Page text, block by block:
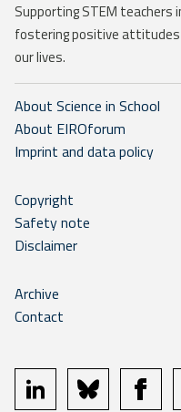
Supporting STEM
fostering positive
our lives.
About Science in School
About EIROforum
Imprint and data policy
Copyright
Safety note
Disclaimer
Archive
Contact
linkedin bluesky